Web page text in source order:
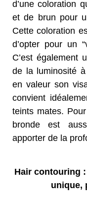
d’une coloration
et de brun pour
Cette coloration
d’opter pour un
C’est également
de la luminosité
en valeur son
convient
teints mates.
bronde est
apporter de la
Hair contouring
unique,